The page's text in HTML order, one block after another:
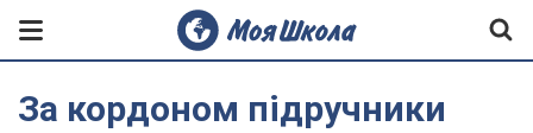
За кордоном підручники